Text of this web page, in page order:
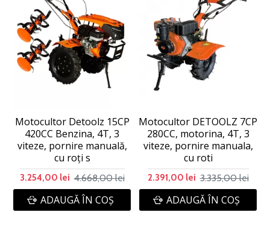
Motocultor Detoolz 15CP
420CC Benzina, 4T, 3
viteze, pornire manuală,
cu roți s
3.254,00 lei 4.668,00 lei
ADAUGĂ ÎN COŞ
Motocultor DETOOLZ 7CP
280CC, motorina, 4T, 3
viteze, pornire manuala,
cu roti
2.391,00 lei 3.335,00 lei
ADAUGĂ ÎN COŞ